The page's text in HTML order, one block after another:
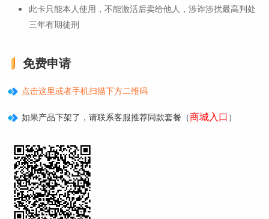
此卡只能本人使用，不能激活后卖给他人，涉诈涉扰最高判处
三年有期徒刑
免费申请
点击这里或者手机扫描下方二维码
如果产品下架了，请联系客服推荐同款套餐（商城入口 ）